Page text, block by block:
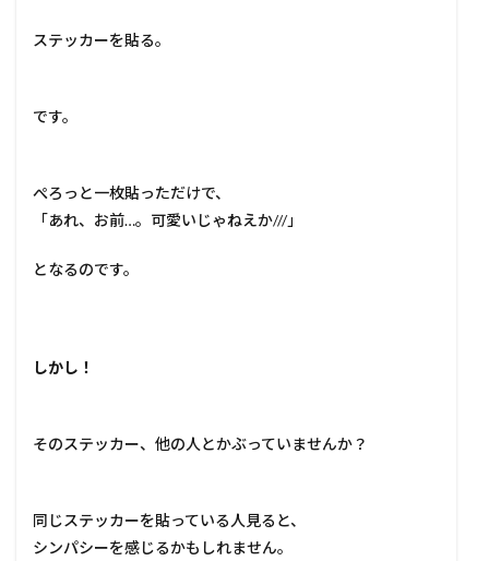
ステッカーを貼る。
です。
ぺろっと一枚貼っただけで、
「あれ、お前…。可愛いじゃねえか///」
となるのです。
しかし！
そのステッカー、他の人とかぶっていませんか？
同じステッカーを貼っている人見ると、
シンパシーを感じるかもしれません。